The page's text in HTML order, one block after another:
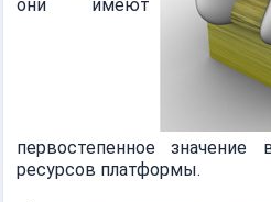
они имеют
первостепенное значение
ресурсов платформы.